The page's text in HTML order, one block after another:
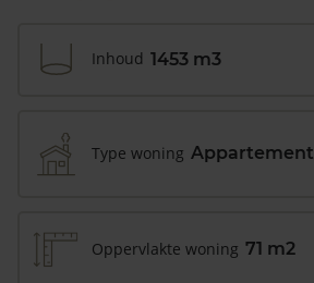
Inhoud 1453 m3
Type woning Appartement
Oppervlakte woning 71 m2